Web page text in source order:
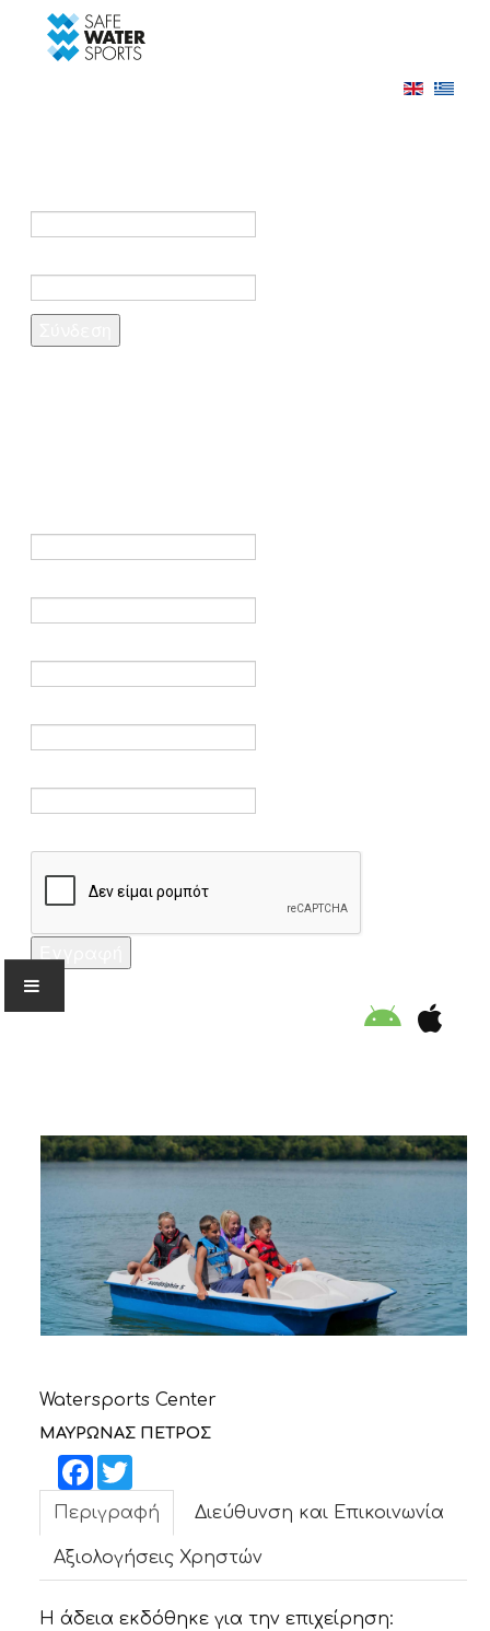
Ο ΟΡΓΑΝΙΣΜΟΣ
ΕΚΠΑΙΔΕΥΣΗ
ΕΙΔΙΚΕΣ ΔΡΑΣΕΙΣ
ΣΥΜΒΟΥΛΕΣ
ΣΤΗΡΙΞΕ ΜΑΣ
Watersports Center
ΜΑΥΡΩΝΑΣ ΠΕΤΡΟΣ
Facebook
Περιγραφή Διεύθυνση και Επικοινωνία
Αξιολογήσεις Χρηστών
Η άδεια εκδόθηκε για την επιχείρηση: